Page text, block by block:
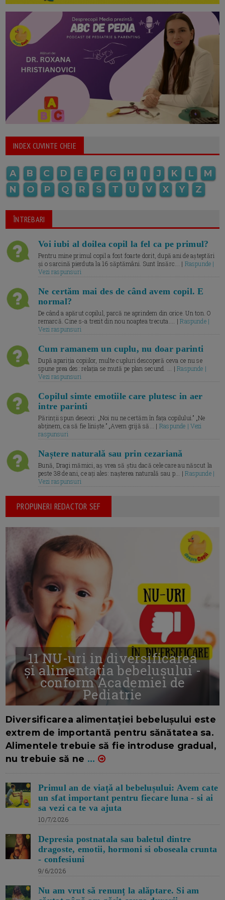
INDEX CUVINTE CHEIE
A B C D E F G H I J K L
M
N
O P Q R S T U V X Y Z
ÎNTREBARI
Voi iubi al doilea copil la fel ca pe primul?
Pentru mine primul copil a fost foarte dorit, după ani de așteptări
și o sarcină pierduta la 16 săptămâni. Sunt însărc... | Raspunde |
Vezi raspunsuri
Ne certăm mai des de când avem copil. E
normal?
De când a apărut copilul, parcă ne aprindem din orice. Un ton. O
remarcă. Cine s-a trezit din nou noaptea trecuta.... |Raspunde |
Vezi raspunsuri
Cum ramanem un cuplu, nu doar parinti
După apariția copiilor, multe cupluri descoperă ceva ce nu se
spune prea des: relația se mută pe plan secund. ... |Raspunde |
Vezi raspunsuri
Copilul simte emotiile care plutesc in aer
intre parinti
Părinții spun deseori: „Noi nu ne certăm în fața copilului.” „Ne
abținem, ca să fie liniște.” „Avem grijă să... | Raspunde | Vezi
raspunsuri
Naștere naturală sau prin cezariană
Bună, Dragi mămici, aș vrea să știu dacă cele care au născut la
peste 38 de ani, ce ați ales: nașterea naturală sau p... |Raspunde |
Vezi raspunsuri
PROPUNERI REDACTOR SEF
11 NU-uri in diversificarea
și alimentația bebelușului -
conform Academiei de
Pediatrie
Diversificarea alimentației bebelușului este
extrem de importantă pentru sănătatea sa.
Alimentele trebuie să fie introduse gradual,
nu trebuie să ne ...
Primul an de viață al bebelușului: Avem cate
un sfat important pentru fiecare luna - si ai
sa vezi ca te va ajuta
10/7/2026
Depresia postnatala sau baletul dintre
dragoste, emotii, hormoni si oboseala crunta
- confesiuni
9/6/2026
Nu am vrut să renunț la alăptare. Si am